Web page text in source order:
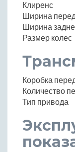
Клиренс
Ширина
Ширина
Размер колес
Коробка
Количество
Тип привода